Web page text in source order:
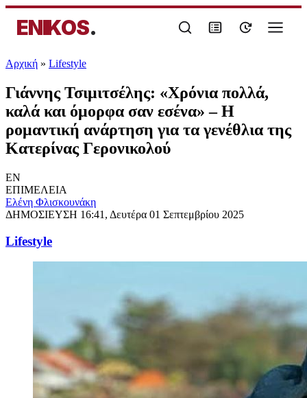
ENIKOS.
Αρχική » Lifestyle
Γιάννης Τσιμιτσέλης: «Χρόνια πολλά,
καλά και όμορφα σαν εσένα» – Η
ρομαντική ανάρτηση για τα γενέθλια της
Κατερίνας Γερονικολού
EN
ΕΠΙΜΕΛΕΙΑ
Ελένη Φλισκουνάκη
ΔΗΜΟΣΙΕΥΣΗ 16:41, Δευτέρα 01 Σεπτεμβρίου 2025
Lifestyle